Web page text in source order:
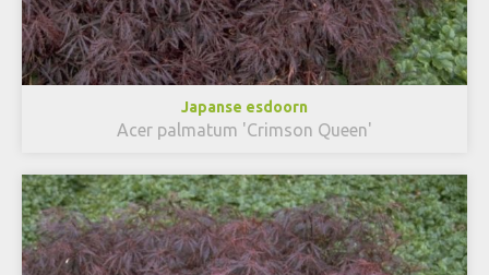
Japanse esdoorn
Acer palmatum 'Crimson Queen'